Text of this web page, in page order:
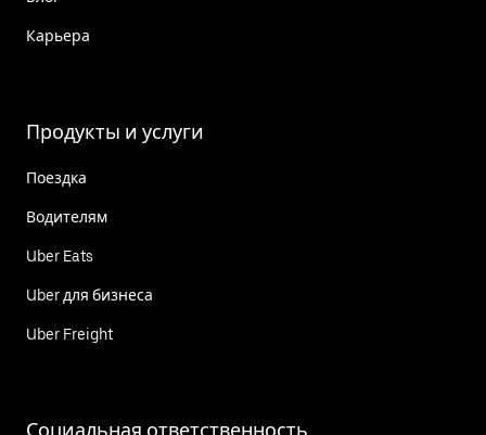
Карьера
Продукты и услуги
Поездка
Водителям
Uber Eats
Uber для бизнеса
Uber Freight
Социальная ответственность